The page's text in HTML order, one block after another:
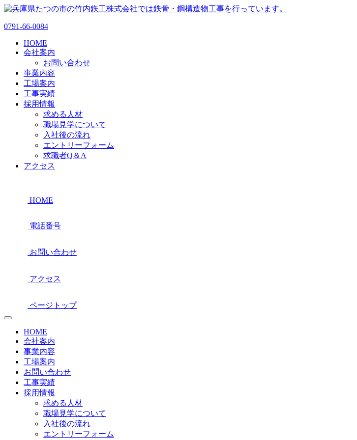
0791-66-0084
HOME
会社案内
お問い合わせ
事業内容
工場案内
工事実績
採用情報
求める人材
職場見学について
入社後の流れ
エントリーフォーム
求職者Q＆A
アクセス
HOME
電話番号
お問い合わせ
アクセス
ページトップ
HOME
会社案内
事業内容
工場案内
お問い合わせ
工事実績
採用情報
求める人材
職場見学について
入社後の流れ
エントリーフォーム